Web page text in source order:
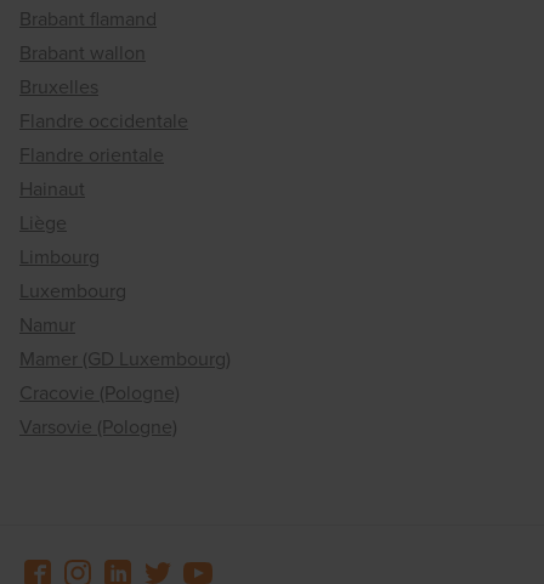
Brabant flamand
Brabant wallon
Bruxelles
Flandre occidentale
Flandre orientale
Hainaut
Liège
Limbourg
Luxembourg
Namur
Mamer (GD Luxembourg)
Cracovie (Pologne)
Varsovie (Pologne)